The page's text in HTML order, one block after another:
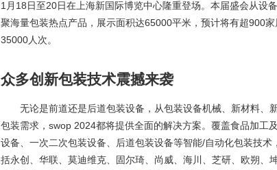
1月18日至20日在上海新国际博览中心隆重登场。本届盛会从设
聚海量包装热点产品，展示面积达65000平米，预计将有超900
35000人次。
众多创新包装技术震撼来袭
无论是前道还是后道包装设备，从包装设备机械、新材料、
包装需求，swop 2024都将提供全面的解决方案。覆盖食品加工
设备、一次二次包装设备、后道包装设备等智能/自动化包装技
括永创、华联、莫迪维克、固尔琦、尚威、海川、芝研、欧朔、